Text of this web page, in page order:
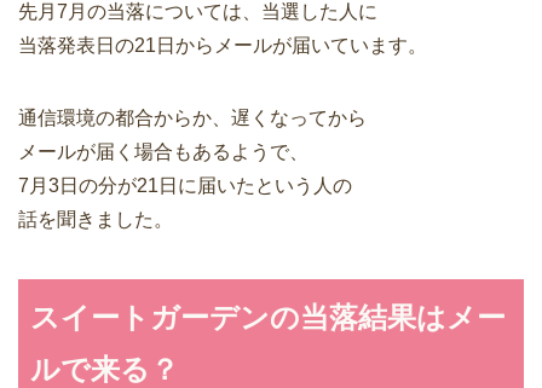
先月7月の当落については、当選した人に
当落発表日の21日からメールが届いています。
通信環境の都合からか、遅くなってから
メールが届く場合もあるようで、
7月3日の分が21日に届いたという人の
話を聞きました。
スイートガーデンの当落結果はメー
ルで来る？